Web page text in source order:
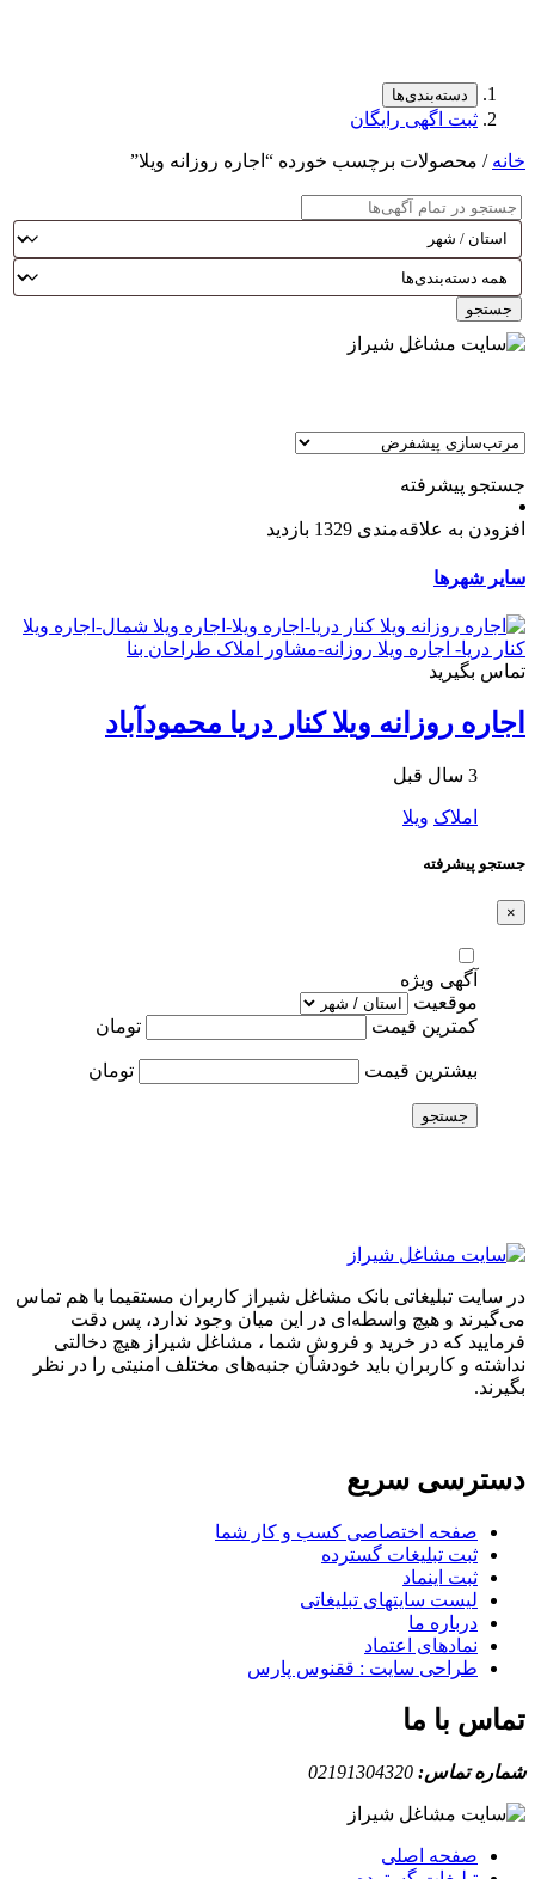
دسته‌بندی‌ها
ثبت اگهی رایگان
خانه / محصولات برچسب خورده “اجاره روزانه ویلا”
جستجو
جستجو پیشرفته
افزودن به علاقه‌مندی 1329 بازدید
سایر شهرها
تماس بگیرید
اجاره روزانه ویلا کنار دریا محمودآباد
3 سال قبل
املاک ویلا
جستجو پیشرفته
×
آگهی ویژه
موقعیت
کمترین قیمت
تومان
بیشترین قیمت تومان
جستجو
در سایت تبلیغاتی بانک مشاغل شیراز کاربران مستقیما با هم تماس
می‌گیرند و هیچ واسطه‌ای در این میان وجود ندارد، پس دقت
فرمایید که در خرید و فروشِ شما ، مشاغل شیراز هیچ دخالتی
نداشته و کاربران باید خودشان جنبه‌های مختلف امنیتی را در نظر
بگیرند.
دسترسی سریع
صفحه اختصاصی کسب و کار شما
ثبت تبلیغات گسترده
ثبت اینماد
لیست سایتهای تبلیغاتی
درباره ما
نمادهای اعتماد
طراحی سایت : ققنوس پارس
تماس با ما
شماره تماس: 02191304320
صفحه اصلی